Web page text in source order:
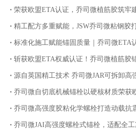
荣获欧盟ETA认证，乔司微植筋胶筑牢
精工配方多重赋能，JSW乔司微粘钢胶
乔司微自切底机械锚栓以硬核材质荣获
乔司微高强度胶粘化学螺栓打造动载抗
乔司微JAI高强度螺栓式锚栓，适配全工